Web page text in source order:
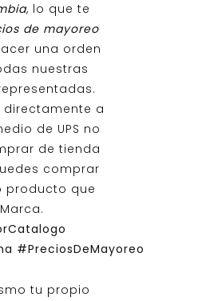
, lo que te
de mayoreo
una orden
nuestras
directamente a
de UPS no
de tienda
comprar
producto que
#PreciosDeMayoreo
tu propio